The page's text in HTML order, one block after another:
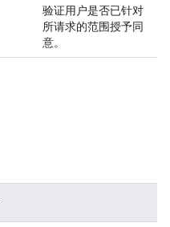
验证用户是否已针对
所请求的范围授予同
意。